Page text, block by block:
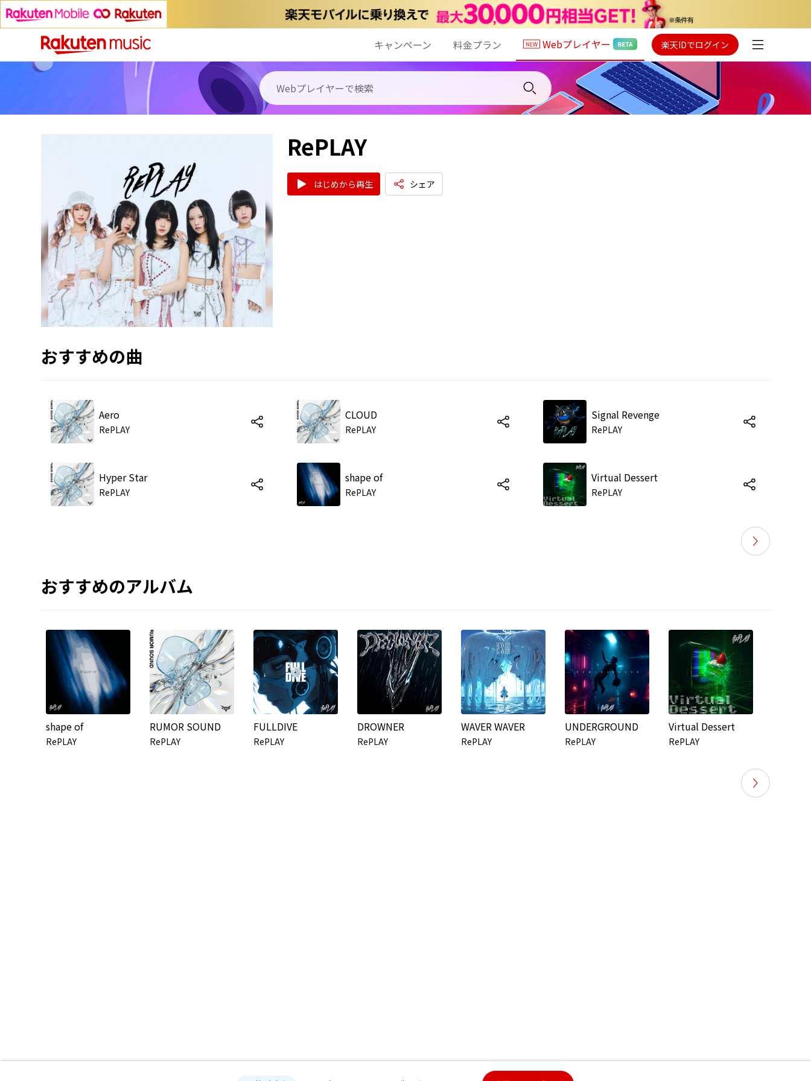
キャンペーン 料金プラン Webプレイヤー 楽天IDでログイン
RePLAY
はじめから再生 シェア
おすすめの曲
Aero
RePLAY
Hyper Star
RePLAY
CLOUD
RePLAY
shape of
RePLAY
Signal Revenge
RePLAY
Virtual Dessert
RePLAY
おすすめのアルバム
shape of
RePLAY
RUMOR SOUND
RePLAY
FULLDIVE
RePLAY
DROWNER
RePLAY
WAVER WAVER
RePLAY
UNDERGROUND
RePLAY
Virtual Dessert
RePLAY